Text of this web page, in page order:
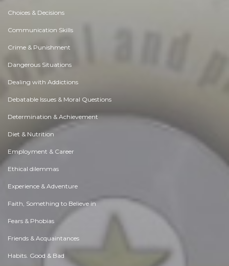
Choices & Decisions
Communication Skills
Crime & Punishment
Dangerous Situations
Dealing with Addictions
Debatable Issues & Moral Questions
Determination & Achievement
Diet & Nutrition
Employment & Career
Ethical dilemmas
Experience & Adventure
Faith, Something to Believe in
Fears & Phobias
Friends & Acquaintances
Habits. Good & Bad